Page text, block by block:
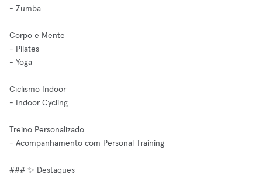
- Zumba
Corpo e Mente
- Pilates
- Yoga
Ciclismo Indoor
- Indoor Cycling
Treino Personalizado
- Acompanhamento com Personal Training
### ✨ Destaques